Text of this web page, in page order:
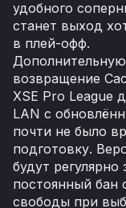
удобного
станет выход
в плей-офф.
возвращение
XSE Pro League
LAN с
почти не было
подготовку.
будут
постоянный бан
свободы при